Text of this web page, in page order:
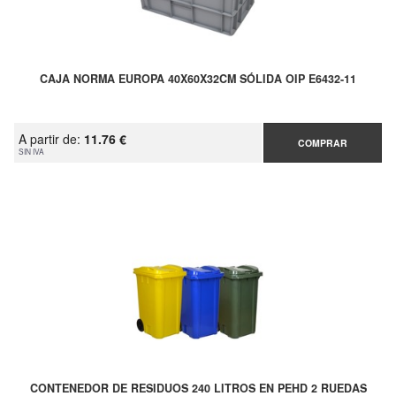
CAJA NORMA EUROPA 40X60X32CM SÓLIDA OIP E6432-11
A partir de: 11.76 €
SIN IVA
COMPRAR
CONTENEDOR DE RESIDUOS 240 LITROS EN PEHD 2 RUEDAS